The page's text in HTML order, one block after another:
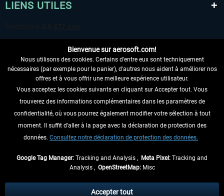
EmergencyDispatcherPro - 24h Free
0,00 € *
LIENS UTILES
RENONCER AU CONTRAT ICI
INFORMATIONS
NE MANQUEZ PAS LES DERNIÈRES
échéant, frais de remboursement, si aucune description contraire.
Bienvenue sur aerosoft.com!
Nous utilisons des cookies. Certains d'entre eux sont techniquement
nécessaires (par exemple pour le panier), d'autres nous aident à améliorer nos
offres et à vous offrir une meilleure expérience utilisateur.
Vous acceptez les cookies suivants en cliquant sur Accepter tout. Vous
trouverez des informations complémentaires dans les paramètres de
confidentialité, où vous pourrez également modifier votre sélection à tout
moment. Il suffit d'aller à la page avec la déclaration de protection des
données. Consultez notre déclaration de protection des données.
Google Tag Manager: Tracking and Analysis , Meta Pixel: Tracking and
Analysis , OpenStreetMap:Misc
Accepter tout